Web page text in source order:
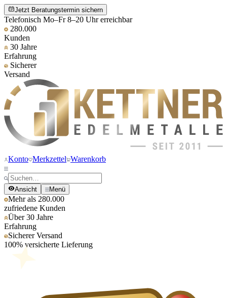
Jetzt Beratungstermin sichern
Telefonisch Mo–Fr 8–20 Uhr erreichbar
280.000
Kunden
30 Jahre
Erfahrung
Sicherer
Versand
Konto Merkzettel Warenkorb
Ansicht Menü
Mehr als 280.000
zufriedene Kunden
Über 30 Jahre
Erfahrung
Sicherer Versand
100% versicherte Lieferung